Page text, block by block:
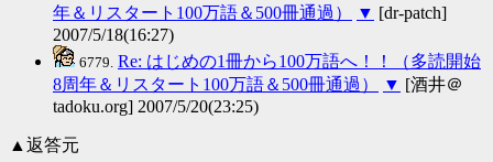
年＆リスタート100万語＆500冊通過）
▼ [dr-patch]
2007/5/18(16:27)
6779. Re: はじめの1冊から100万語へ！！（多読開始
8周年＆リスタート100万語＆500冊通過）
▼ [酒井＠
tadoku.org] 2007/5/20(23:25)
▲返答元